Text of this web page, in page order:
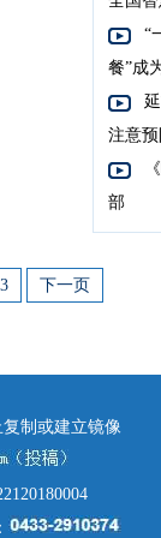
“
餐”成
注意
部
下一页
制或建立镜像